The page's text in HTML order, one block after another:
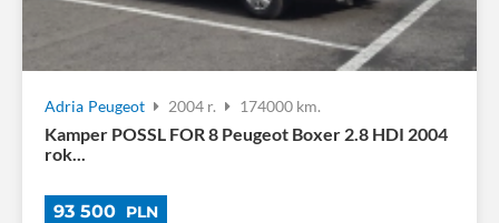
Adria Peugeot 2004 r. 174000 km.
Kamper POSSL FOR 8 Peugeot Boxer 2.8 HDI 2004
rok...
93 500 PLN